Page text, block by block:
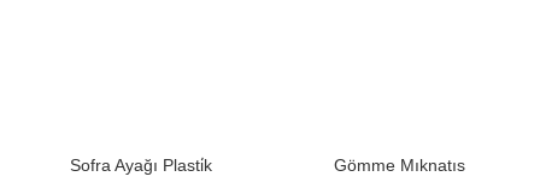
Sofra Ayağı Plasti̇k Gömme Mıknatıs